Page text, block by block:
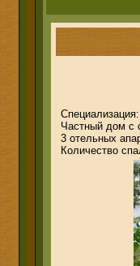
Частный дом с
3 отельных
Количество